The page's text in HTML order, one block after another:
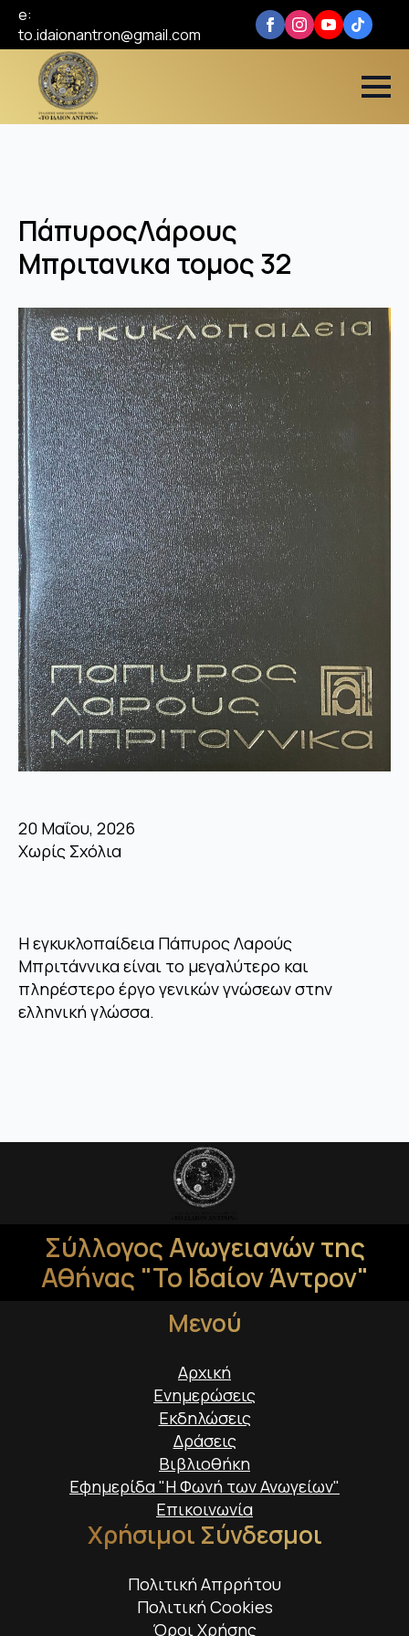
e:
to.idaionantron@gmail.com
ΠάπυροςΛάρους
Μπριτανικα τομος 32
20 Μαΐου, 2026
Χωρίς Σχόλια
Η εγκυκλοπαίδεια Πάπυρος Λαρούς
Μπριτάννικα είναι το μεγαλύτερο και
πληρέστερο έργο γενικών γνώσεων στην
ελληνική γλώσσα.
Σύλλογος Ανωγειανών της
Αθήνας "Το Ιδαίον Άντρον"
Μενού
Αρχική
Ενημερώσεις
Εκδηλώσεις
Δράσεις
Βιβλιοθήκη
Εφημερίδα "Η Φωνή των Ανωγείων"
Επικοινωνία
Χρήσιμοι Σύνδεσμοι
Πολιτική Απρρήτου
Πολιτική Cookies
Όροι Χρήσης